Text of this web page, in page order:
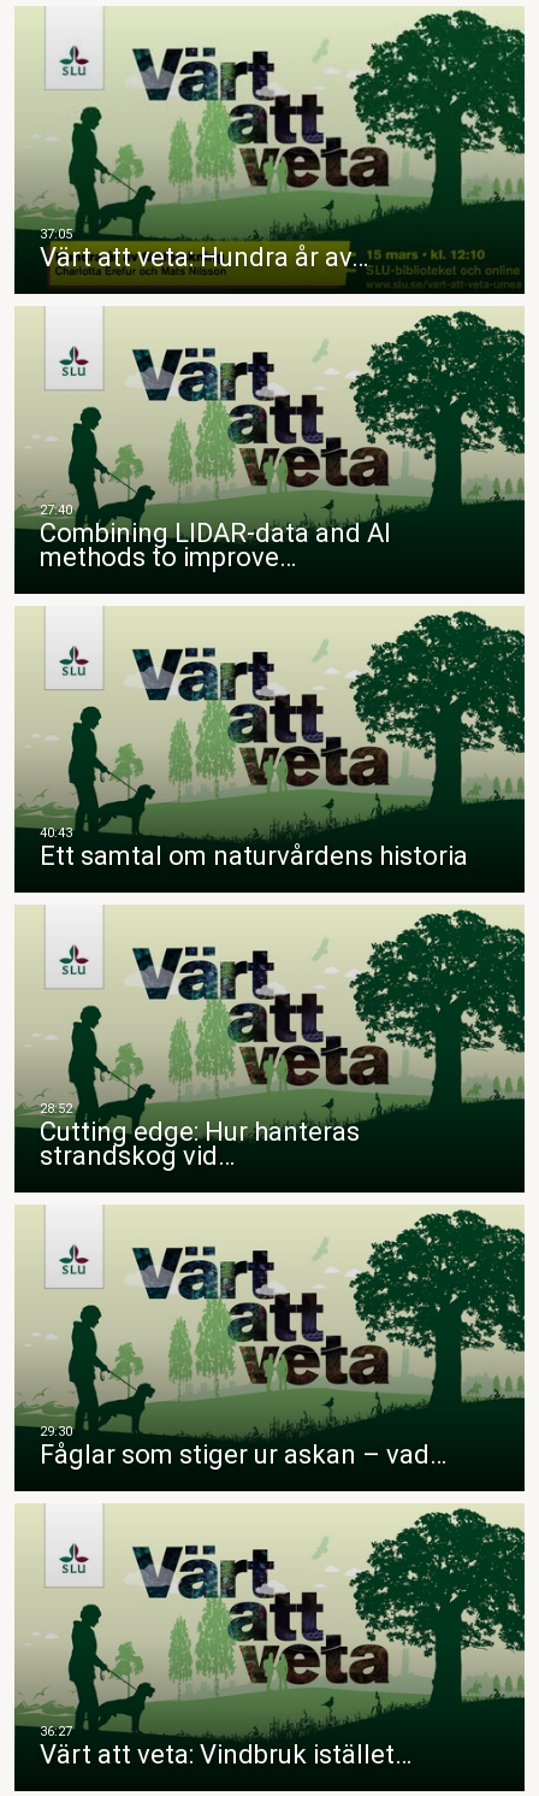
Värt att veta: Hundra år av…
Combining LIDAR-data and AI
methods to improve…
Ett samtal om naturvårdens historia
Cutting edge: Hur hanteras
strandskog vid…
Fåglar som stiger ur askan – vad…
Värt att veta: Vindbruk istället…